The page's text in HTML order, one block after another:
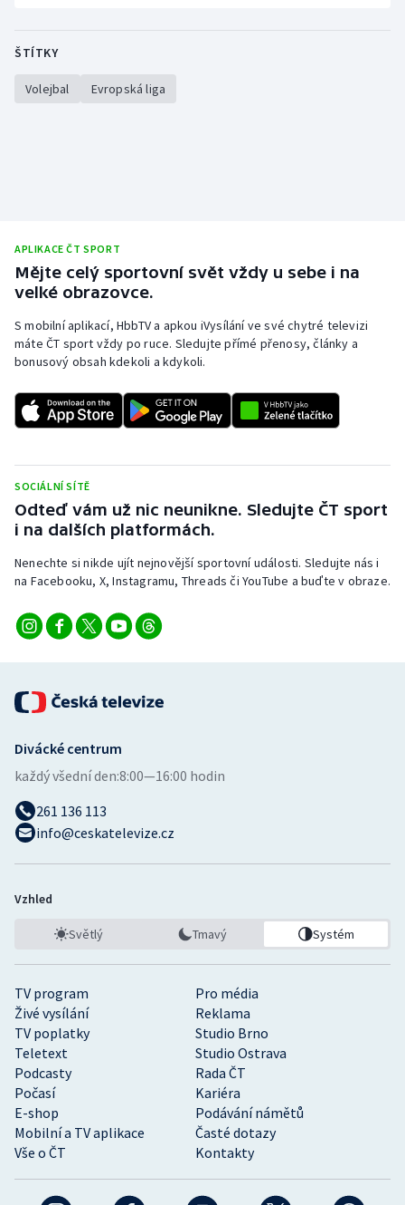
Triatlon
Veslování
ŠTÍTKY
Volejbal Evropská liga
APLIKACE ČT SPORT
Mějte celý sportovní svět vždy u sebe i na
velké obrazovce.
S mobilní aplikací, HbbTV a apkou iVysílání ve své chytré televizi
máte ČT sport vždy po ruce. Sledujte přímé přenosy, články a
bonusový obsah kdekoli a kdykoli.
SOCIÁLNÍ SÍTĚ
Odteď vám už nic neunikne. Sledujte ČT sport
i na dalších platformách.
Nenechte si nikde ujít nejnovější sportovní události. Sledujte nás i
na Facebooku, X, Instagramu, Threads či YouTube a buďte v obraze.
TV program
Pro média
Živé vysílání
Reklama
TV poplatky
Studio Brno
Teletext
Studio Ostrava
Podcasty
Rada ČT
Počasí
Kariéra
E-shop
Podávání námětů
Mobilní a TV aplikace
Časté dotazy
Vše o ČT
Kontakty
Divácké centrum
každý všední den:8:00—16:00 hodin
261 136 113
info@ceskatelevize.cz
Vzhled
Světlý Tmavý Systém